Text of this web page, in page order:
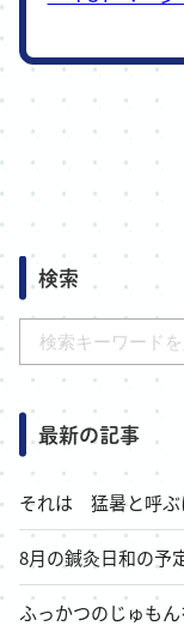
検索
最新の記事
それは 猛暑と呼ぶ
8月の鍼灸日和の予
ふっかつのじゅも